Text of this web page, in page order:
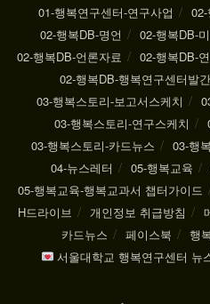
01-행복연구센터-연구사업
02-행복DB-명언
02-행복DB-
02-행복DB-언론자료
02-행복DB-
02-행복DB-행복연구센터발
03-행복스토리-보고서스케치
03-행복스토리-연구스케치
03-행복스토리-카드뉴스
03-행
04-뉴스레터
05-행복교육
05-행복교육-행복교과서 챕터가이드
H드라이브
개인정보 취급방침
카드뉴스
페이스북 행
서울대학교 행복연구센터 뉴